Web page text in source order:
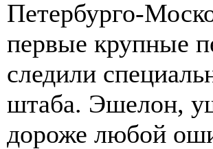
Петербурго-
первые крупные
следили
штаба. Эшелон,
дороже любой